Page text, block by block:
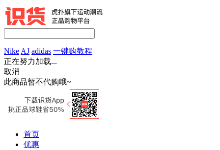
Nike AJ adidas 一键购教程
正在努力加载...
取消
此商品暂不代购哦~
首页
优惠